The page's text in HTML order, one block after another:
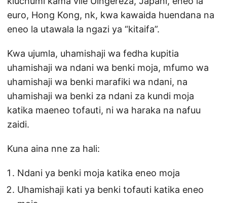
euro, Hong Kong, nk, kwa kawaida huendana na
eneo la utawala la ngazi ya “kitaifa”.
Kwa ujumla, uhamishaji wa fedha kupitia
uhamishaji wa ndani wa benki moja, mfumo wa
uhamishaji wa benki marafiki wa ndani, na
uhamishaji wa benki za ndani za kundi moja
katika maeneo tofauti, ni wa haraka na nafuu
zaidi.
Kuna aina nne za hali:
Ndani ya benki moja katika eneo moja
Uhamishaji kati ya benki tofauti katika eneo